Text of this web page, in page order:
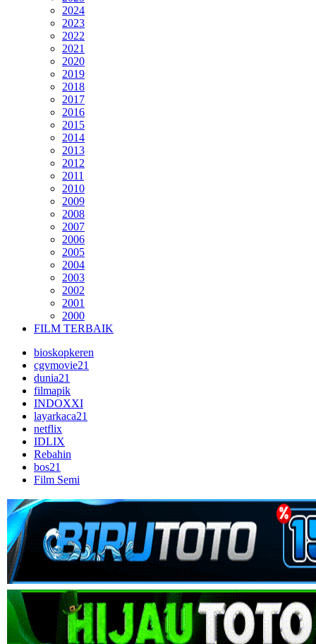
2024
2023
2022
2021
2020
2019
2018
2017
2016
2015
2014
2013
2012
2011
2010
2009
2008
2007
2006
2005
2004
2003
2002
2001
2000
FILM TERBAIK
bioskopkeren
cgvmovie21
dunia21
filmapik
INDOXXI
layarkaca21
netflix
IDLIX
Rebahin
bos21
Film Semi